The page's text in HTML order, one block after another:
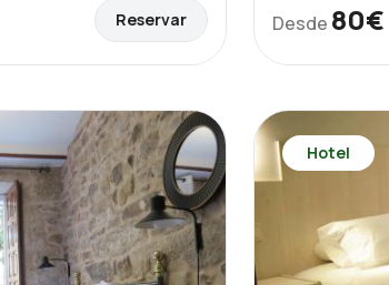
Reservar Desde 80€
Hotel